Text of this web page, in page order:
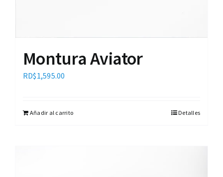
Montura Aviator
RD$1,595.00
Añadir al carrito Detalles